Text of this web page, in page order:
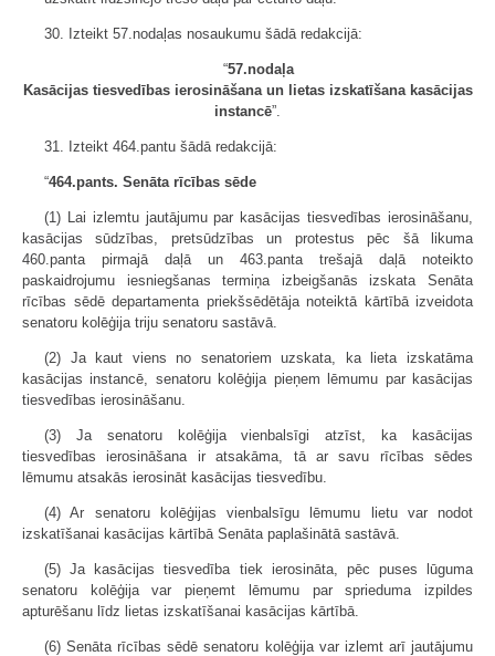
30. Izteikt 57.nodaļas nosaukumu šādā redakcijā:
“57.nodaļa
Kasācijas tiesvedības ierosināšana un lietas izskatīšana kasācijas
instancē”.
31. Izteikt 464.pantu šādā redakcijā:
“464.pants. Senāta rīcības sēde
(1) Lai izlemtu jautājumu par kasācijas tiesvedības ierosināšanu,
kasācijas sūdzības, pretsūdzības un protestus pēc šā likuma
460.panta pirmajā daļā un 463.panta trešajā daļā noteikto
paskaidrojumu iesniegšanas termiņa izbeigšanās izskata Senāta
rīcības sēdē departamenta priekšsēdētāja noteiktā kārtībā izveidota
senatoru kolēģija triju senatoru sastāvā.
(2) Ja kaut viens no senatoriem uzskata, ka lieta izskatāma
kasācijas instancē, senatoru kolēģija pieņem lēmumu par kasācijas
tiesvedības ierosināšanu.
(3) Ja senatoru kolēģija vienbalsīgi atzīst, ka kasācijas
tiesvedības ierosināšana ir atsakāma, tā ar savu rīcības sēdes
lēmumu atsakās ierosināt kasācijas tiesvedību.
(4) Ar senatoru kolēģijas vienbalsīgu lēmumu lietu var nodot
izskatīšanai kasācijas kārtībā Senāta paplašinātā sastāvā.
(5) Ja kasācijas tiesvedība tiek ierosināta, pēc puses lūguma
senatoru kolēģija var pieņemt lēmumu par sprieduma izpildes
apturēšanu līdz lietas izskatīšanai kasācijas kārtībā.
(6) Senāta rīcības sēdē senatoru kolēģija var izlemt arī jautājumu